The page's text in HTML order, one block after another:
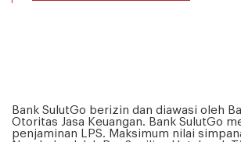
Bank SulutGo berizin dan diawasi oleh
Otoritas Jasa Keuangan. Bank SulutGo
penjaminan LPS. Maksimum nilai